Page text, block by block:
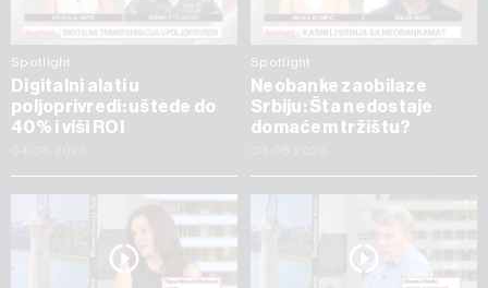
Spotlight
Digitalni alati u
poljoprivredi: uštede do
40% i viši ROI
Spotlight
Neobanke zaobilaze
Srbiju: Šta nedostaje
domaćem tržištu?